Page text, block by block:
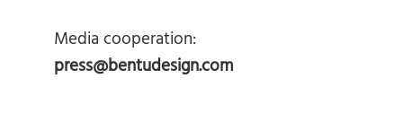
Media cooperation:
press@bentudesign.com